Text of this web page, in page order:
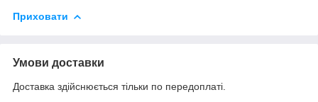
Приховати
Умови доставки
Доставка здійснюється тільки по передоплаті.